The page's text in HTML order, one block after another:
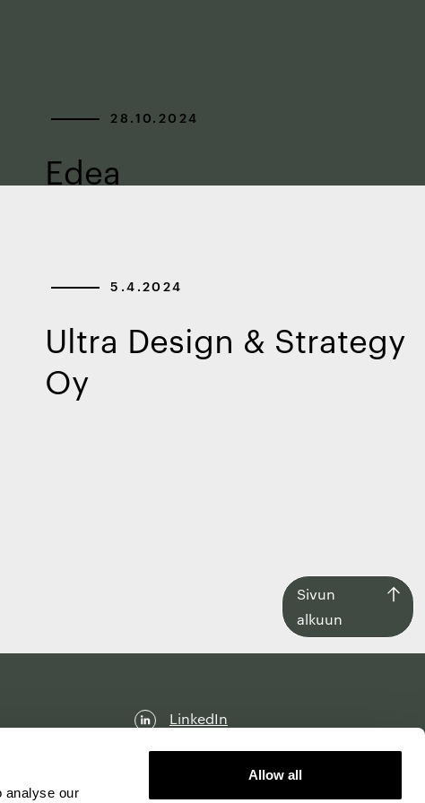
analyse our
Allow all
28.10.2024
Edea
5.4.2024
Ultra Design & Strategy
Oy
Sivun
alkuun
sivun
LinkedIn
Facebook